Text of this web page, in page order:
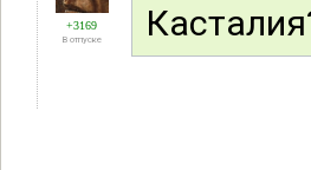
+3169
В отпуске